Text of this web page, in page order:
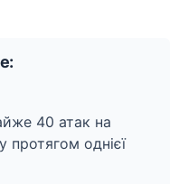
40 атак на
протягом однієї